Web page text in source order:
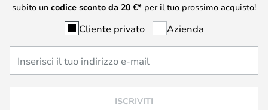
subito un codice sconto da 20 €* per il tuo prossimo acquisto!
Cliente privato Azienda
ISCRIVITI